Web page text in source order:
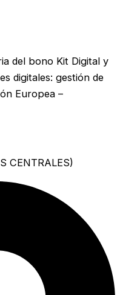
del bono Kit Digital y
digitales: gestión de
Europea –
CENTRALES)